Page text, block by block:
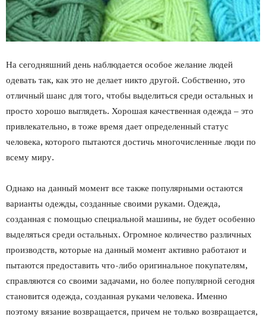
На сегодняшний день наблюдается особое желание людей
одевать так, как это не делает никто другой. Собственно, это
отличный шанс для того, чтобы выделиться среди остальных и
просто хорошо выглядеть. Хорошая качественная одежда – это
привлекательно, в тоже время дает определенный статус
человека, которого пытаются достичь многочисленные люди по
всему миру.
Однако на данный момент все также популярными остаются
варианты одежды, созданные своими руками. Одежда,
созданная с помощью специальной машины, не будет особенно
выделяться среди остальных. Огромное количество различных
производств, которые на данный момент активно работают и
пытаются предоставить что-либо оригинальное покупателям,
справляются со своими задачами, но более популярной сегодня
становится одежда, созданная руками человека. Именно
поэтому вязание возвращается, причем не только возвращается,